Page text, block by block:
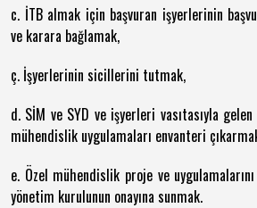
c. İTB almak için başvuran işyerlerinin
ve karara bağlamak,
ç. İşyerlerinin sicillerini tutmak,
d. SİM ve SYD ve işyerleri vasıtasıyla
mühendislik uygulamaları envanteri
e. Özel mühendislik proje ve
yönetim kurulunun onayına sunmak.